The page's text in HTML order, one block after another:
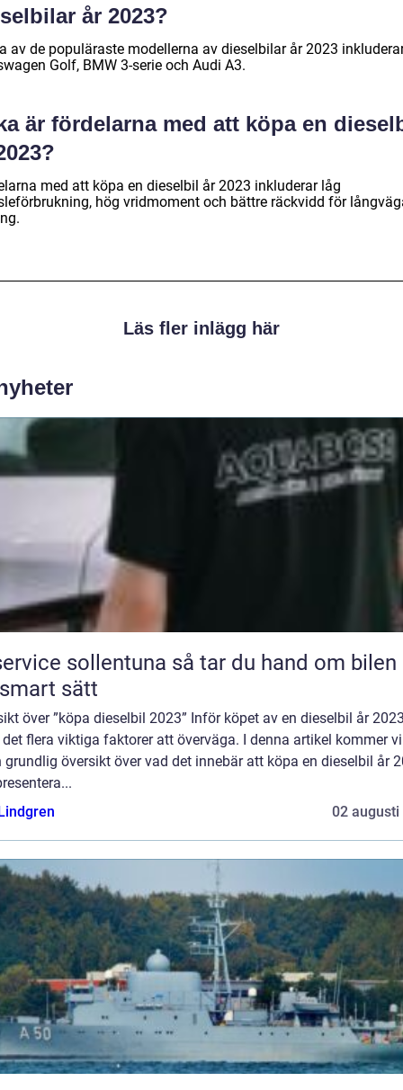
år 2023?
av de populäraste modellerna av dieselbilar år 2023
Golf, BMW 3-serie och Audi A3.
är fördelarna med att köpa en
med att köpa en dieselbil år 2023 inkluderar låg
hög vridmoment och bättre räckvidd för
Läs fler inlägg här
sollentuna så tar du hand om bilen på
sätt
över ”köpa dieselbil 2023” Inför köpet av en dieselbil år
flera viktiga faktorer att överväga. I denna artikel kommer
grundlig översikt över vad det innebär att köpa en dieselbil år
02 augusti